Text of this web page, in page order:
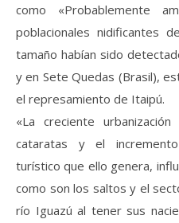
como «Probablemente
poblacionales nidificantes
tamaño habían sido
y en Sete Quedas (Brasil),
el represamiento de Itaipú.
«La creciente
cataratas y el
turístico que ello genera,
como son los saltos y el
río Iguazú al tener sus